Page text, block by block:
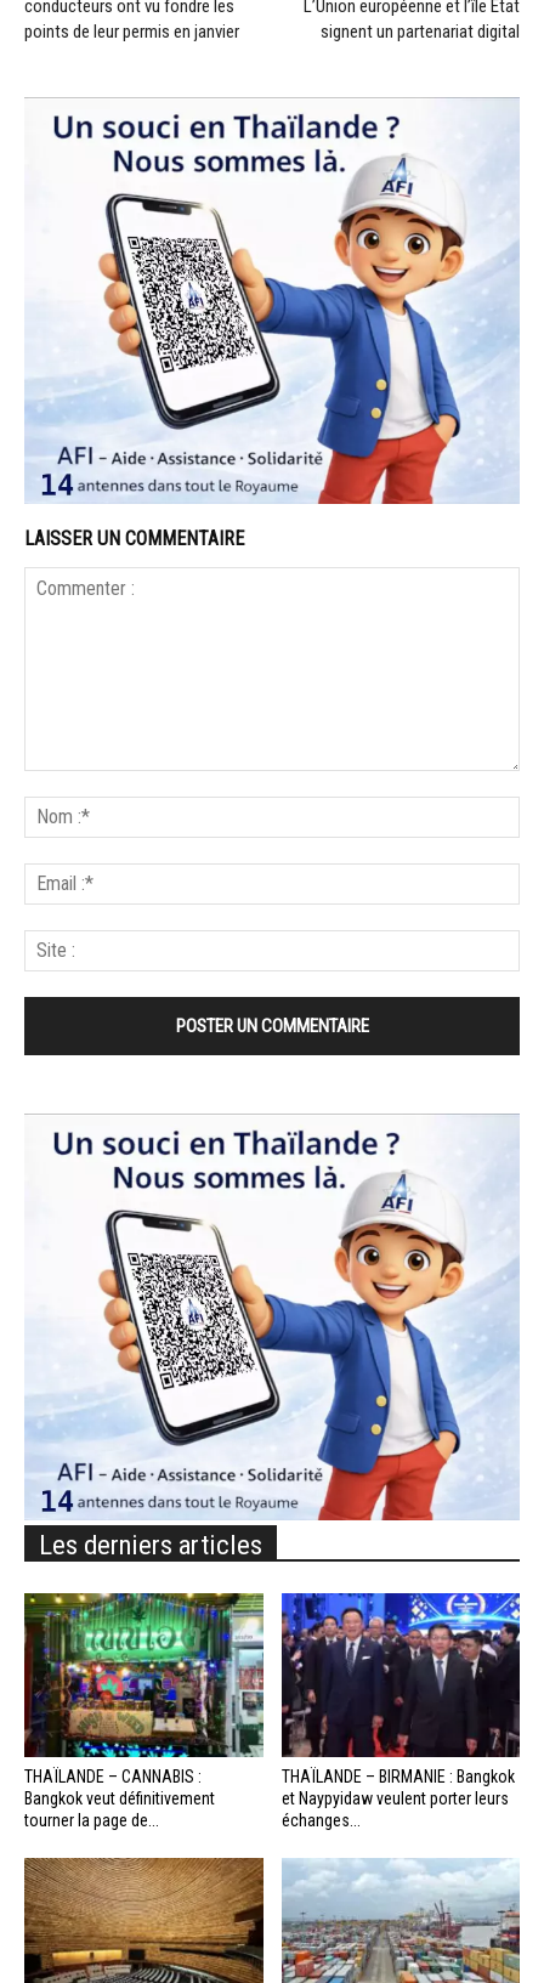
conducteurs ont vu fondre les
points de leur permis en janvier
L’Union européenne et l’île État
signent un partenariat digital
LAISSER UN COMMENTAIRE
Les derniers articles
THAÏLANDE – CANNABIS :
Bangkok veut définitivement
tourner la page de...
THAÏLANDE – BIRMANIE : Bangkok
et Naypyidaw veulent porter leurs
échanges...